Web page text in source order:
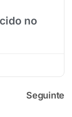
no
Seguinte